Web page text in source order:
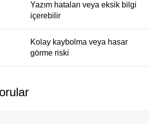
Yazım hataları veya eksik bilgi
içerebilir
Kolay kaybolma veya hasar
görme riski